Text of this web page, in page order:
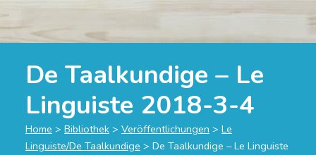
De Taalkundige – Le
Linguiste 2018-3-4
Home > Bibliothek > Veröffentlichungen > Le
Linguiste/De Taalkundige > De Taalkundige – Le Linguiste